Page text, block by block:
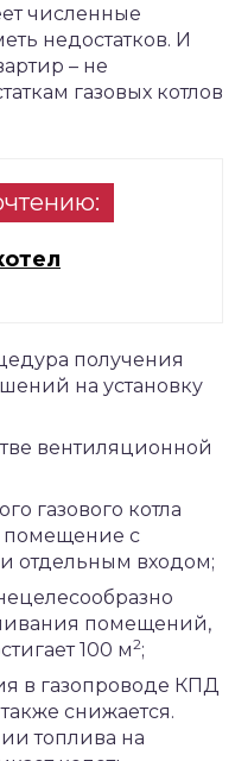
численные
недостатков. И
– не
газовых котлов
получения
на установку
вентиляционной
газового котла
помещение с
отдельным входом;
помещений,
100 м2;
в газопроводе КПД
снижается.
топлива на